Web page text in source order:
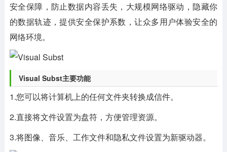
安全保障，防止数据内容丢失，大规模网络驱动，隐藏你
的数据轨迹，提供安全保护系数，让众多用户体验安全的
网络环境。
Visual Subst主要功能
1.您可以将计算机上的任何文件夹转换成信件。
2.直接将文件设置为盘符，方便管理资源。
3.将图像、音乐、工作文件和隐私文件设置为新驱动器。